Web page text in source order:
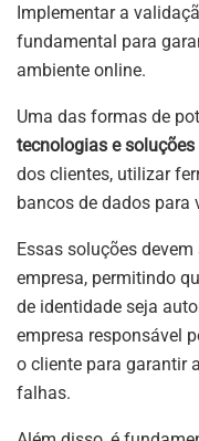
Implementar a
fundamental para
ambiente online.
Uma das formas de
tecnologias e soluções
dos clientes, utilizar
bancos de dados para
Essas soluções
empresa, permitindo
de identidade seja
empresa responsável
o cliente para garantir
falhas.